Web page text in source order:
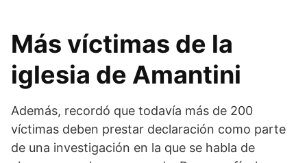
Más víctimas de la
iglesia de Amantini
Además, recordó que todavía más de 200
víctimas deben prestar declaración como parte
de una investigación en la que se habla de